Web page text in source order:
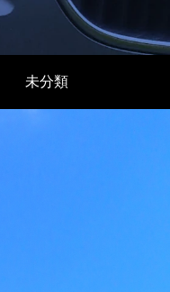
未分類